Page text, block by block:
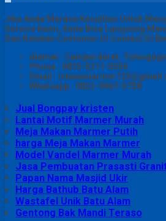
Jika Anda Merasa Kesulitan Untuk
Service Kami, Anda Bisa Langsung
Dan Keluhan Customer Di Contact Di
Alamat : Campurdarat,
Phone : 0815-5311-5556
Email :
Whatsapp : 0822-9967-5758
Jual Bongpay kristen
Lantai Motif Marmer Murah
Meja Makan Marmer Putih
harga Meja Makan Marmer
Model Vandel Marmer Murah
Jasa Pembuatan Prasasti
Papan Nama Masjid Ukir
Harga Bathub Batu Alam
Wastafel Unik Batu Alam
Gentong Bak Mandi Teraso